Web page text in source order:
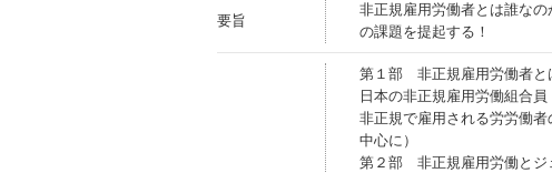
要旨
非正規雇用労働者とは誰な
の課題を提起する！
第１部 非正規雇用労働者と
日本の非正規雇用労働組合員
非正規で雇用される労労働
中心に）
第２部 非正規雇用労働とジ